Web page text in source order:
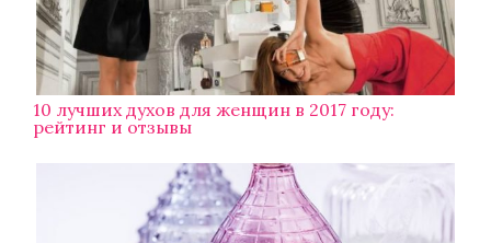
10 лучших духов для женщин в 2017 году:
рейтинг и отзывы